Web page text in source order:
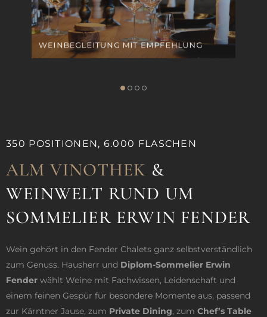
WEINBEGLEITUNG MIT EMPFEHLUNG
350 POSITIONEN, 6.000 FLASCHEN ​
ALM VINOTHEK &
WEINWELT RUND UM
SOMMELIER ERWIN FENDER
Wein gehört in den Fender Chalets ganz selbstverständlich
zum Genuss. Hausherr und Diplom-Sommelier Erwin
Fender wählt Weine mit Fachwissen, Leidenschaft und
einem feinen Gespür für besondere Momente aus, passend
zur Kärntner Jause, zum Private Dining, zum Chef’s Table